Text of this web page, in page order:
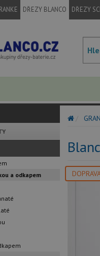
DŘEZY BLANCO DŘEZY
a odkapem